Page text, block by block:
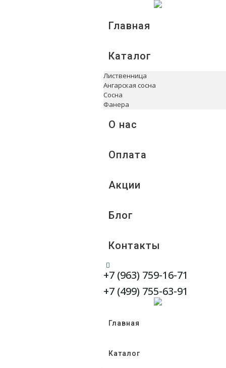
Главная
Каталог
Лиственница
Ангарская сосна
Сосна
Фанера
О нас
Оплата
Акции
Блог
Контакты
Telegram
WhatsApp
+7 (963) 759-16-71
+7 (499) 755-63-91
Главная
Каталог